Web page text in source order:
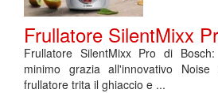
Frullatore SilentMixx
Frullatore SilentMixx Pro di
minimo grazia all'innovativo
frullatore trita il ghiaccio e ...